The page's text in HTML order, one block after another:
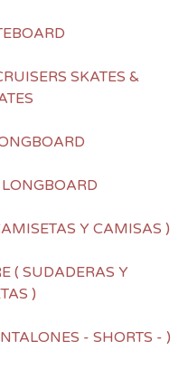
SKATES &
Y CAMISAS )
( SUDADERAS Y
)
- SHORTS - )